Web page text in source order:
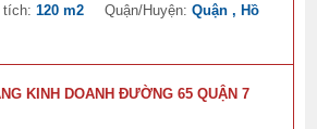
tích:120 m2 Quận/Huyện:Quận , Hồ
KINH DOANH ĐƯỜNG 65 QUẬN 7